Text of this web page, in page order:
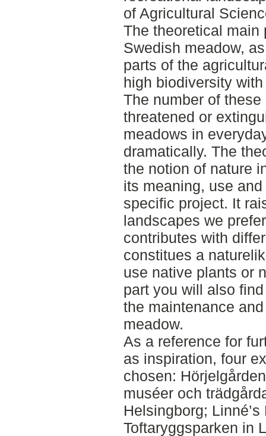
of Agricultural
The theoretical main
Swedish meadow,
parts of the
high biodiversity
The number of
threatened or
meadows in
dramatically. The
the notion of nature
its meaning, use
specific project. It
landscapes we
contributes with
constitues a
use native plants or
part you will also
the maintenance
meadow.
As a reference for
as inspiration, four
chosen:
muséer och
Helsingborg;
Toftaryggsparken in